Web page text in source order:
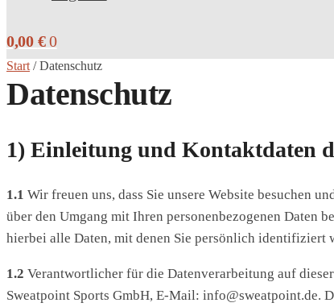
0,00 € 0
Start /Datenschutz
Datenschutz
1) Einleitung und Kontaktdaten
1.1 Wir freuen uns, dass Sie unsere Website besuchen
über den Umgang mit Ihren personenbezogenen Daten
hierbei alle Daten, mit denen Sie persönlich identifiziert
1.2 Verantwortlicher für die Datenverarbeitung auf
Sweatpoint Sports GmbH, E-Mail: info@sweatpoint.de.